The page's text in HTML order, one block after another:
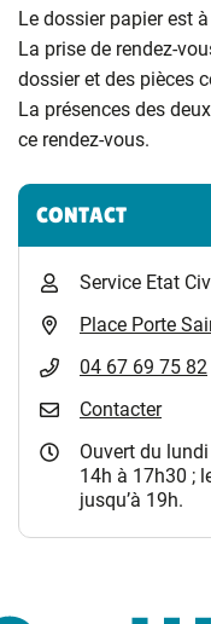
Le dossier papier est
La prise de rendez-
dossier et des pièces
La présences des
ce rendez-vous.
Informations
CONTACT
Service Etat
Place Porte
04 67 69 75 82
Contacter
Ouvert du
14h à 17h30 ;
jusqu’à 19h.